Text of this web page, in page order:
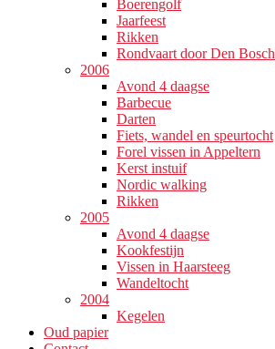
Boerengolf
Jaarfeest
Rikken
Rondvaart door Den Bosch
2006
Avond 4 daagse
Barbecue
Darten
Fiets, wandel en speurtocht
Forel vissen in Appeltern
Kerst instuif
Nordic walking
Rikken
2005
Avond 4 daagse
Kookfestijn
Vissen in Haarsteeg
Wandeltocht
2004
Kegelen
Oud papier